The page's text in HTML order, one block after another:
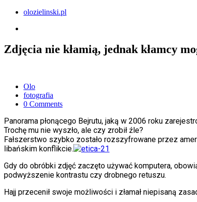
olozielinski.pl
Zdjęcia nie kłamią, jednak kłamcy
Olo
fotografia
0 Comments
Panorama płonącego Bejrutu, jaką w 2006 roku
Trochę mu nie wyszło, ale czy zrobił źle?
Fałszerstwo szybko zostało rozszyfrowane przez
libańskim konflikcie.
Gdy do obróbki zdjęć zaczęto używać komputera,
podwyższenie kontrastu czy drobnego retuszu.
Hajj przecenił swoje możliwości i złamał niepisaną